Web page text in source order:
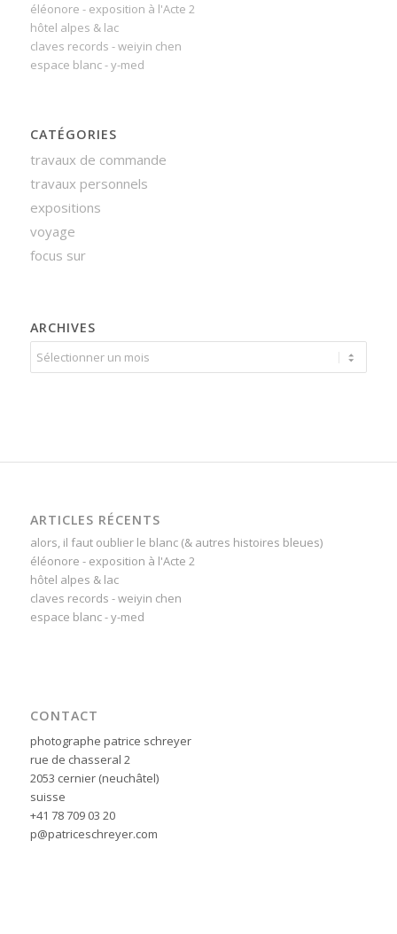
éléonore - exposition à l'Acte 2
hôtel alpes & lac
claves records - weiyin chen
espace blanc - y-med
CATÉGORIES
travaux de commande
travaux personnels
expositions
voyage
focus sur
ARCHIVES
ARTICLES RÉCENTS
alors, il faut oublier le blanc (& autres histoires bleues)
éléonore - exposition à l'Acte 2
hôtel alpes & lac
claves records - weiyin chen
espace blanc - y-med
CONTACT
photographe patrice schreyer
rue de chasseral 2
2053 cernier (neuchâtel)
suisse
+41 78 709 03 20
p@patriceschreyer.com